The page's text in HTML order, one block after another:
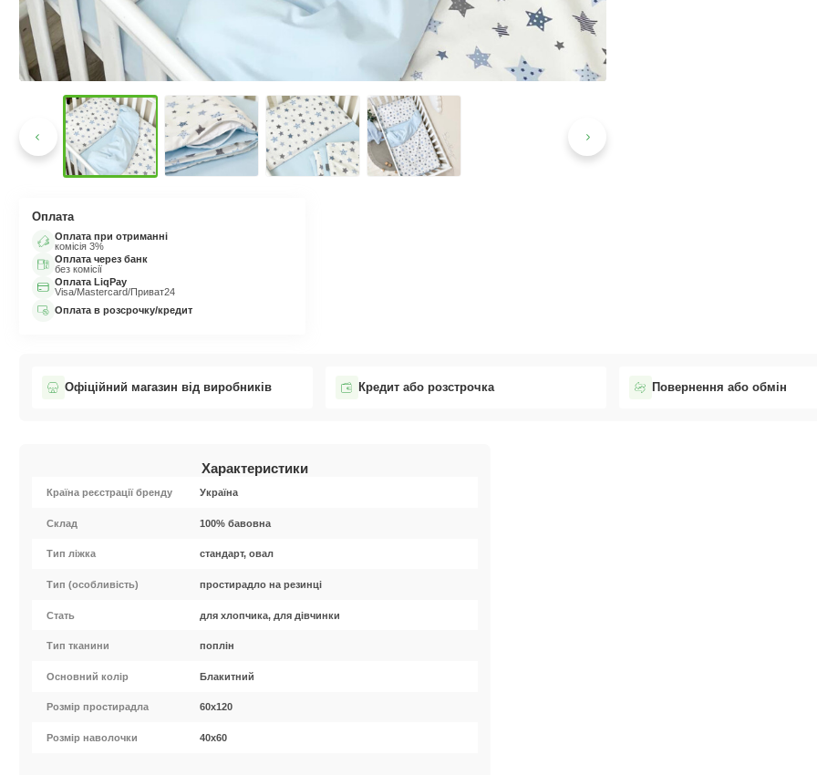
Оплата
Оплата при отриманні
комісія 3%
Оплата через банк
без комісії
Оплата LiqPay
Visa/Mastercard/Приват24
Оплата в розсрочку/кредит
Офіційний магазин від виробників Кредит або розстрочка Повернення або обмін
Характеристики
Країна реєстрації бренду Україна
Cклад 100% бавовна
Тип ліжка стандарт, овал
Тип (особливість) простирадло на резинці
Стать для хлопчика, для дівчинки
Тип тканини поплін
Основний колір Блакитний
Розмір простирадла 60х120
Розмір наволочки 40х60